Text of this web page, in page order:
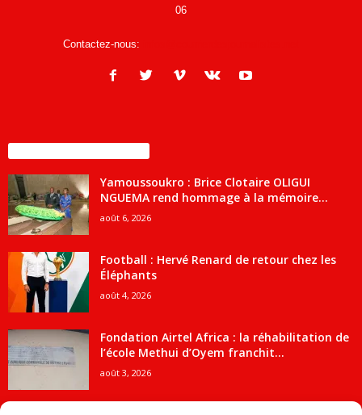
06
Contactez-nous:
Yamoussoukro : Brice Clotaire OLIGUI
NGUEMA rend hommage à la mémoire...
août 6, 2026
Football : Hervé Renard de retour chez les
Éléphants
août 4, 2026
Fondation Airtel Africa : la réhabilitation de
l’école Methui d’Oyem franchit...
août 3, 2026